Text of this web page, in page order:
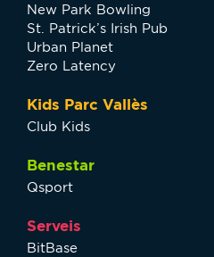
New Park Bowling
St. Patrick’s Irish Pub
Urban Planet
Zero Latency
Kids Parc Vallès
Club Kids
Benestar
Qsport
Serveis
BitBase